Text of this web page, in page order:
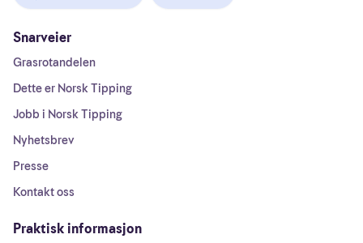
Snarveier
Grasrotandelen
Dette er Norsk Tipping
Jobb i Norsk Tipping
Nyhetsbrev
Presse
Kontakt oss
Praktisk informasjon